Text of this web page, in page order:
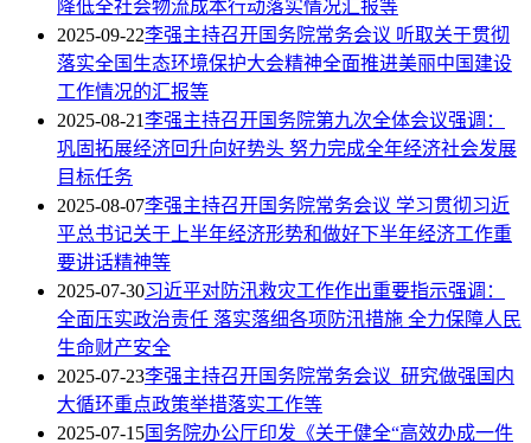
降低全社会物流成本行动落实情况汇报等
2025-09-22李强主持召开国务院常务会议 听取关于贯彻
落实全国生态环境保护大会精神全面推进美丽中国建设
工作情况的汇报等
2025-08-21李强主持召开国务院第九次全体会议强调：
巩固拓展经济回升向好势头 努力完成全年经济社会发展
目标任务
2025-08-07李强主持召开国务院常务会议 学习贯彻习近
平总书记关于上半年经济形势和做好下半年经济工作重
要讲话精神等
2025-07-30习近平对防汛救灾工作作出重要指示强调：
全面压实政治责任 落实落细各项防汛措施 全力保障人民
生命财产安全
2025-07-23李强主持召开国务院常务会议 研究做强国内
大循环重点政策举措落实工作等
2025-07-15国务院办公厅印发《关于健全“高效办成一件